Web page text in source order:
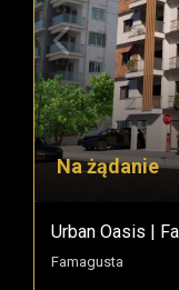
Na żądanie
Urban Oasis |
Famagusta